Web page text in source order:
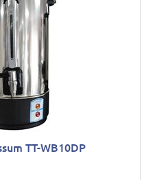
TT-WB10DP